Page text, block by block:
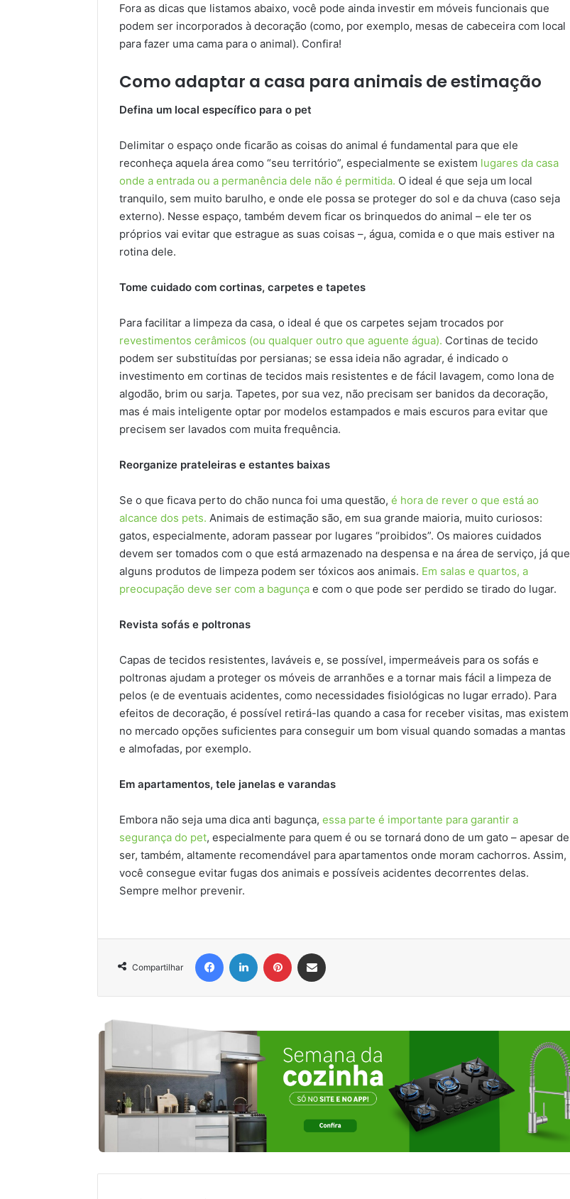
Fora as dicas que listamos abaixo, você pode ainda investir em móveis funcionais que
podem ser incorporados à decoração (como, por exemplo, mesas de cabeceira com local
para fazer uma cama para o animal). Confira!
Como adaptar a casa para animais de estimação
Defina um local específico para o pet
Delimitar o espaço onde ficarão as coisas do animal é fundamental para que ele
reconheça aquela área como “seu território”, especialmente se existem lugares da casa
onde a entrada ou a permanência dele não é permitida. O ideal é que seja um local
tranquilo, sem muito barulho, e onde ele possa se proteger do sol e da chuva (caso seja
externo). Nesse espaço, também devem ficar os brinquedos do animal – ele ter os
próprios vai evitar que estrague as suas coisas –, água, comida e o que mais estiver na
rotina dele.
Tome cuidado com cortinas, carpetes e tapetes
Para facilitar a limpeza da casa, o ideal é que os carpetes sejam trocados por
revestimentos cerâmicos (ou qualquer outro que aguente água). Cortinas de tecido
podem ser substituídas por persianas; se essa ideia não agradar, é indicado o
investimento em cortinas de tecidos mais resistentes e de fácil lavagem, como lona de
algodão, brim ou sarja. Tapetes, por sua vez, não precisam ser banidos da decoração,
mas é mais inteligente optar por modelos estampados e mais escuros para evitar que
precisem ser lavados com muita frequência.
Reorganize prateleiras e estantes baixas
Se o que ficava perto do chão nunca foi uma questão, é hora de rever o que está ao
alcance dos pets. Animais de estimação são, em sua grande maioria, muito curiosos:
gatos, especialmente, adoram passear por lugares “proibidos”. Os maiores cuidados
devem ser tomados com o que está armazenado na despensa e na área de serviço, já que
alguns produtos de limpeza podem ser tóxicos aos animais. Em salas e quartos, a
preocupação deve ser com a bagunça e com o que pode ser perdido se tirado do lugar.
Revista sofás e poltronas
Capas de tecidos resistentes, laváveis e, se possível, impermeáveis para os sofás e
poltronas ajudam a proteger os móveis de arranhões e a tornar mais fácil a limpeza de
pelos (e de eventuais acidentes, como necessidades fisiológicas no lugar errado). Para
efeitos de decoração, é possível retirá-las quando a casa for receber visitas, mas existem
no mercado opções suficientes para conseguir um bom visual quando somadas a mantas
e almofadas, por exemplo.
Em apartamentos, tele janelas e varandas
Embora não seja uma dica anti bagunça, essa parte é importante para garantir a
segurança do pet, especialmente para quem é ou se tornará dono de um gato – apesar de
ser, também, altamente recomendável para apartamentos onde moram cachorros. Assim,
você consegue evitar fugas dos animais e possíveis acidentes decorrentes delas.
Sempre melhor prevenir.
Compartilhar
FacebookLinkedin Pinterest